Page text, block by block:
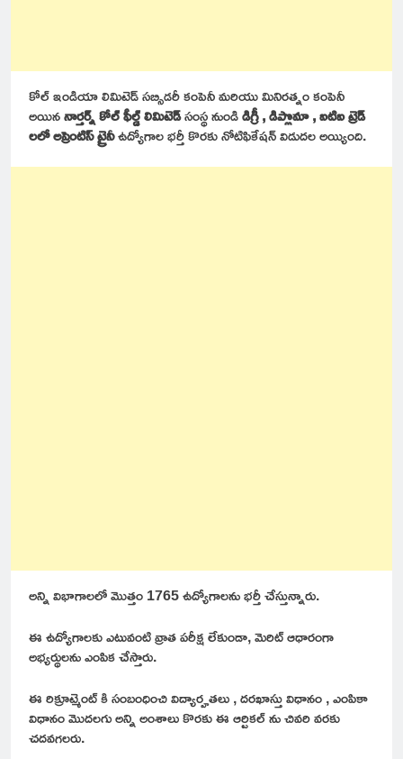
కోల్ ఇండియా లిమిటెడ్ సబ్సిడరీ కంపెనీ మరియు మినిరత్నం కంపెనీ
అయిననార్తర్న్ కోల్ ఫీల్డ్ లిమిటెడ్సంస్థ నుండిడిగ్రీ , డిప్లొమా , ఐటిఐ ట్రెడ్
లలో అప్రెంటిస్ ట్రైనీఉద్యోగాల భర్తీ కొరకు నోటిఫికేషన్ విడుదల అయ్యింది.
అన్ని విభాగాలలో మొత్తం 1765 ఉద్యోగాలను భర్తీ చేస్తున్నారు.
ఈ ఉద్యోగాలకు ఎటువంటి వ్రాత పరీక్ష లేకుండా, మెరిట్ ఆధారంగా
అభ్యర్థులను ఎంపిక చేస్తారు.
ఈ రిక్రూట్మెంట్ కి సంబంధించి విద్యార్హతలు , దరఖాస్తు విధానం , ఎంపికా
విధానం మొదలగు అన్ని అంశాలు కొరకు ఈ ఆర్టికల్ ను చివరి వరకు
చదవగలరు.